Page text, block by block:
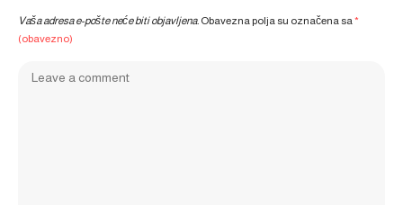
Vaša adresa e-pošte neće biti objavljena. Obavezna polja su označena sa*
(obavezno)